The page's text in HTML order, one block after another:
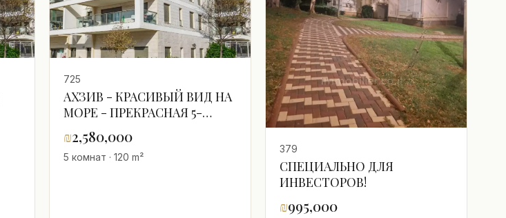
725
АХЗИВ - КРАСИВЫЙ ВИД НА
МОРЕ - ПРЕКРАСНАЯ 5-
КОМНАТНАЯ КВАРТИРА
₪2,580,000
5 комнат · 120 m²
379
СПЕЦИАЛЬНО ДЛЯ
ИНВЕСТОРОВ!
₪995,000